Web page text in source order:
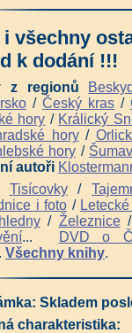
i všechny
k dodání !!!
z regionů
/ Český kras /
hory / Králický
hory/
hory /
autoři
Tisícovky/
i foto /
/ Železnice
...
DVD o
. Všechny knihy.
Skladem
charakteristika: